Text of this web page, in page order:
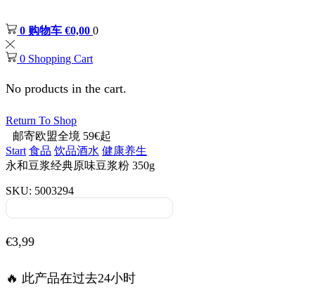
0 购物车 €0,00 0
0 Shopping Cart
No products in the cart.
Return To Shop
邮寄欧盟全境 59€起
Start 食品 饮品酒水 健康养生
永和豆浆经典原味豆浆粉 350g
SKU: 5003294
€3,99
🔥 此产品在过去24小时